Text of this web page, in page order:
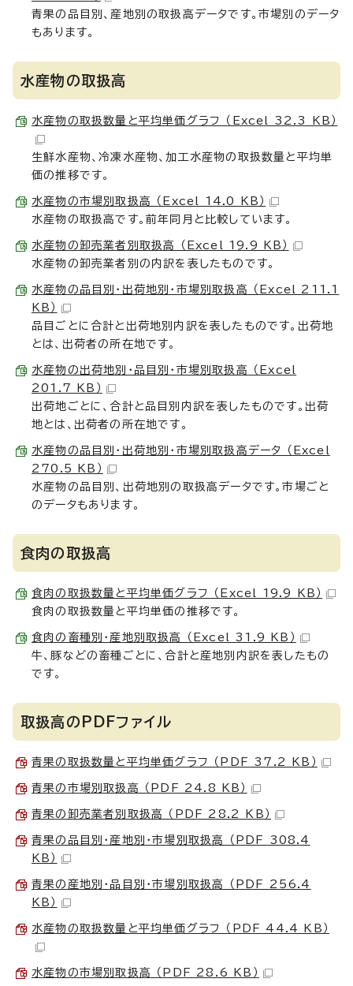
青果の品目別、産地別の取扱高データです。市場別のデータ
もあります。
水産物の取扱高
水産物の取扱数量と平均単価グラフ （Excel 32.3 KB）
生鮮水産物、冷凍水産物、加工水産物の取扱数量と平均単
価の推移です。
水産物の市場別取扱高 （Excel 14.0 KB）
水産物の取扱高です。前年同月と比較しています。
水産物の卸売業者別取扱高 （Excel 19.9 KB）
水産物の卸売業者別の内訳を表したものです。
水産物の品目別・出荷地別・市場別取扱高 （Excel 211.1
KB）
品目ごとに合計と出荷地別内訳を表したものです。出荷地
とは、出荷者の所在地です。
水産物の出荷地別・品目別・市場別取扱高 （Excel
201.7 KB）
出荷地ごとに、合計と品目別内訳を表したものです。出荷
地とは、出荷者の所在地です。
水産物の品目別・出荷地別・市場別取扱高データ （Excel
270.5 KB）
水産物の品目別、出荷地別の取扱高データです。市場ごと
のデータもあります。
食肉の取扱高
食肉の取扱数量と平均単価グラフ （Excel 19.9 KB）
食肉の取扱数量と平均単価の推移です。
食肉の畜種別・産地別取扱高 （Excel 31.9 KB）
牛、豚などの畜種ごとに、合計と産地別内訳を表したもの
です。
取扱高のPDFファイル
青果の取扱数量と平均単価グラフ （PDF 37.2 KB）
青果の市場別取扱高 （PDF 24.8 KB）
青果の卸売業者別取扱高 （PDF 28.2 KB）
青果の品目別・産地別・市場別取扱高 （PDF 308.4
KB）
青果の産地別・品目別・市場別取扱高 （PDF 256.4
KB）
水産物の取扱数量と平均単価グラフ （PDF 44.4 KB）
水産物の市場別取扱高 （PDF 28.6 KB）